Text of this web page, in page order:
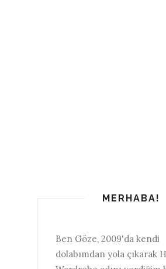
MERHABA!
Ben Göze, 2009'da kendi
dolabımdan yola çıkarak